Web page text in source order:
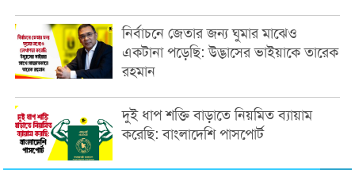
নির্বাচনে জেতার জন্য ঘুমার মাঝেও
একটানা পড়েছি: উদ্ভাসের ভাইয়াকে তারেক
রহমান
দুই ধাপ শক্তি বাড়াতে নিয়মিত ব্যায়াম
করেছি: বাংলাদেশি পাসপোর্ট